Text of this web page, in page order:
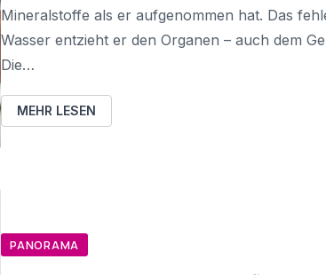
Mineralstoffe als er aufgenommen hat. Das
Wasser entzieht er den Organen – auch dem
Die…
MEHR LESEN
PANORAMA